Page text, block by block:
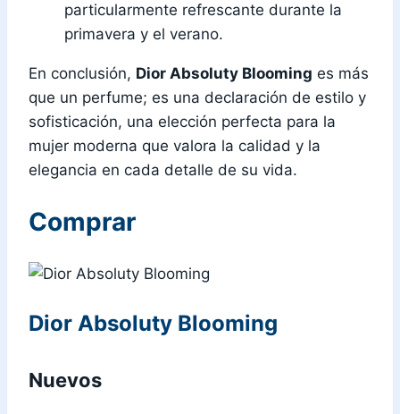
particularmente refrescante durante la
primavera y el verano.
En conclusión, Dior Absoluty Blooming es más
que un perfume; es una declaración de estilo y
sofisticación, una elección perfecta para la
mujer moderna que valora la calidad y la
elegancia en cada detalle de su vida.
Comprar
Dior Absoluty Blooming
Nuevos